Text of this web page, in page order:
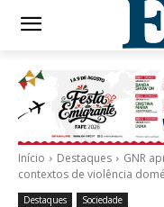
Início Destaques
GNR
contextos de violência
Destaques Sociedade